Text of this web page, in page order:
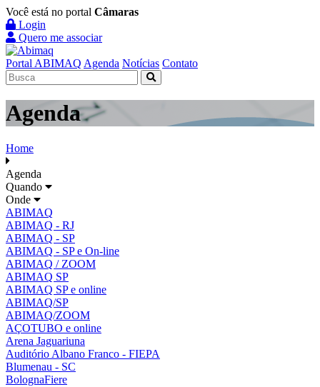
Você está no portal Câmaras
Login
Quero me associar
Portal ABIMAQ Agenda Notícias Contato
Agenda
Home
Agenda
Quando
Onde
ABIMAQ
ABIMAQ - RJ
ABIMAQ - SP
ABIMAQ - SP e On-line
ABIMAQ / ZOOM
ABIMAQ SP
ABIMAQ SP e online
ABIMAQ/SP
ABIMAQ/ZOOM
AÇOTUBO e online
Arena Jaguariuna
Auditório Albano Franco - FIEPA
Blumenau - SC
BolognaFiere